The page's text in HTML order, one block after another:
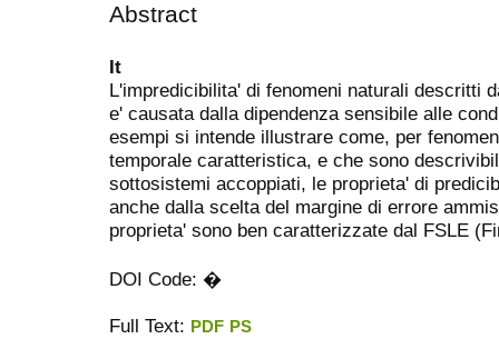
Abstract
It
L'impredicibilita' di fenomeni naturali descritti
e' causata dalla dipendenza sensibile alle
esempi si intende illustrare come, per
temporale caratteristica, e che sono
sottosistemi accoppiati, le proprieta' di
anche dalla scelta del margine di errore
proprieta' sono ben caratterizzate dal FSLE
DOI Code: �
Full Text: PDF PS